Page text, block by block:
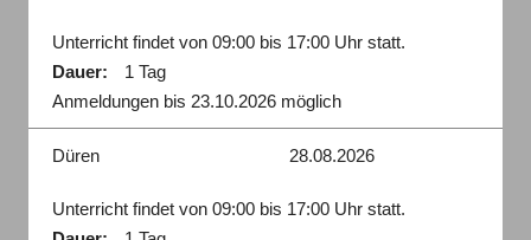
Unterricht findet von 09:00 bis 17:00 Uhr statt.
Dauer:
1 Tag
Anmeldungen bis 23.10.2026 möglich
Düren 28.08.2026
Unterricht findet von 09:00 bis 17:00 Uhr statt.